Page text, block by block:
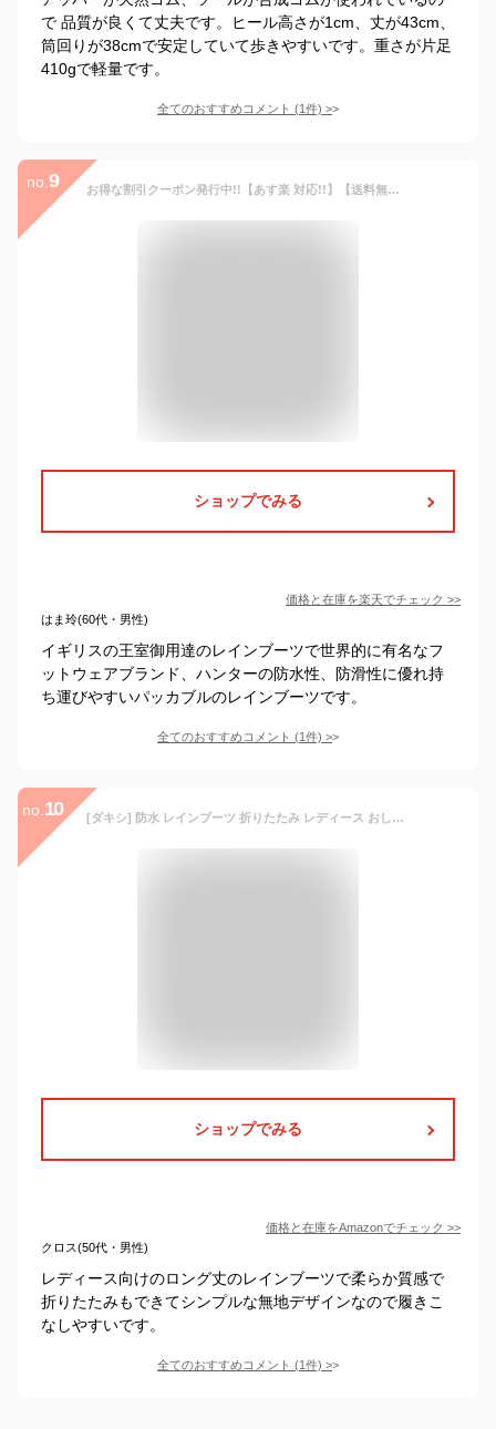
で 品質が良くて丈夫です。ヒール高さが1cm、丈が43cm、
筒回りが38cmで安定していて歩きやすいです。重さが片足
410gで軽量です。
全てのおすすめコメント (1件) >
no. 9 お得な割引クーポン発行中!!【あす楽 対応!!】【送料無料 ハンター ウィメンズ オリジナル ツアーブーツ】HUNTER ORIGINAL TOUR BLACK wft2210rma-blk レディース ブラック 防水 折り畳み レインブーツ パッカブルブーツ
ショップでみる
価格と在庫を楽天でチェック >>
はま玲(60代・男性)
イギリスの王室御用達のレインブーツで世界的に有名なフ
ットウェアブランド、ハンターの防水性、防滑性に優れ持
ち運びやすいパッカブルのレインブーツです。
全てのおすすめコメント (1件) >
no. 10 [ダキシ] 防水 レインブーツ 折りたたみ レディース おしゃれ ロング 丈 22.5cm ラバー 長靴 軽量 柔らかい きれいめ 雨 雪 滑りにくい 無地 ブラック 雨靴 園芸 エンジニアブーツ 作業 レインシューズ ハイカット 美脚 釣り
ショップでみる
価格と在庫をAmazonでチェック >>
クロス(50代・男性)
レディース向けのロング丈のレインブーツで柔らか質感で
折りたたみもできてシンプルな無地デザインなので履きこ
なしやすいです。
全てのおすすめコメント (1件) >